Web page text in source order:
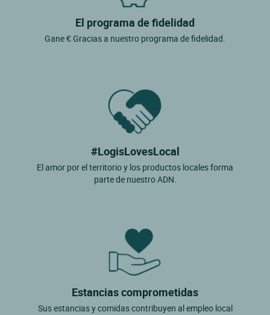
El programa de fidelidad
Gane € Gracias a nuestro programa de fidelidad.
#LogisLovesLocal
El amor por el territorio y los productos locales forma
parte de nuestro ADN.
Estancias comprometidas
Sus estancias y comidas contribuyen al empleo local